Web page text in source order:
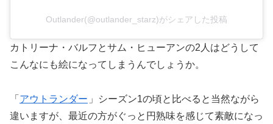
Outlander(@outlander_starz)がシェアした投稿
カトリーナ・バルフとサム・ヒューアンの2人はどうして
こんなにも絵になってしまうんでしょうか。
「 アウトランダー 」シーズン1の頃と比べると当然ながら
違いますが、最近の方がぐっと円熟味を感じて素敵になっ